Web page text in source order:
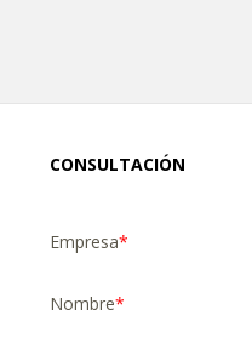
CONSULTACIÓN
Empresa*
Nombre*